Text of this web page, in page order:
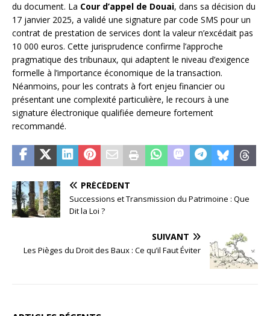
du document. La Cour d’appel de Douai, dans sa décision du
17 janvier 2025, a validé une signature par code SMS pour un
contrat de prestation de services dont la valeur n’excédait pas
10 000 euros. Cette jurisprudence confirme l’approche
pragmatique des tribunaux, qui adaptent le niveau d’exigence
formelle à l’importance économique de la transaction.
Néanmoins, pour les contrats à fort enjeu financier ou
présentant une complexité particulière, le recours à une
signature électronique qualifiée demeure fortement
recommandé.
PRÉCÉDENT
Successions et Transmission du Patrimoine : Que
Dit la Loi ?
SUIVANT
Les Pièges du Droit des Baux : Ce qu’il Faut Éviter